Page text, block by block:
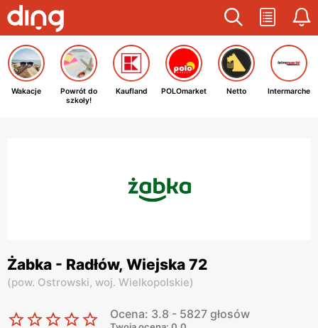
Wakacje
Powrót do
szkoły!
Kaufland POLOmarket Netto Intermarche
Żabka - Radłów, Wiejska 72
(pow. Ostrowski, woj. Wielkopolskie)
Ocena: 3.8 - 5827 głosów